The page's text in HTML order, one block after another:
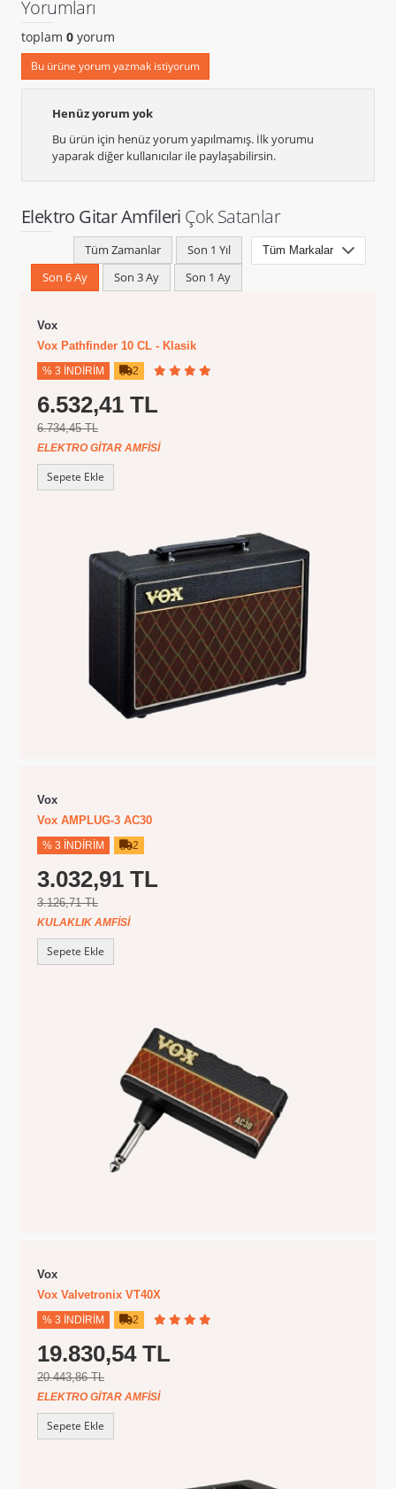
Yorumları
toplam 0 yorum
Bu ürüne yorum yazmak istiyorum
Henüz yorum yok
Bu ürün için henüz yorum yapılmamış. İlk yorumu
yaparak diğer kullanıcılar ile paylaşabilirsin.
Elektro Gitar Amfileri Çok Satanlar
Tüm Zamanlar
Son 1 Yıl
Son 6 Ay
Son 3 Ay Son 1 Ay
Vox
Vox Pathfinder 10 CL - Klasik
% 3 İNDIRIM 2
6.532,41 TL
6.734,45 TL
ELEKTRO GITAR AMFISI
Sepete Ekle
Vox
Vox AMPLUG-3 AC30
% 3 İNDIRIM 2
3.032,91 TL
3.126,71 TL
KULAKLIK AMFISI
Sepete Ekle
Vox
Vox Valvetronix VT40X
% 3 İNDIRIM 2
19.830,54 TL
20.443,86 TL
ELEKTRO GITAR AMFISI
Sepete Ekle